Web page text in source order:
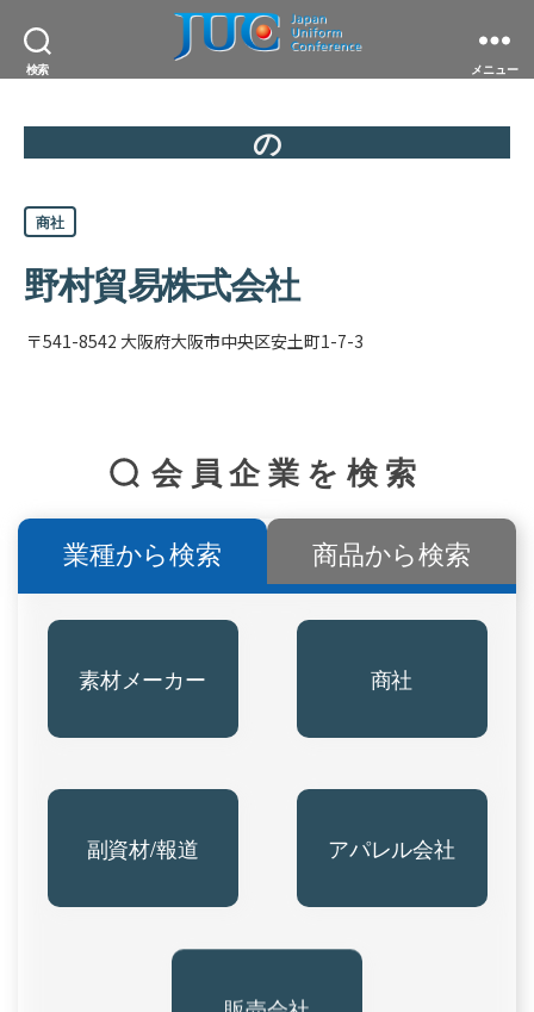
検索
一
般
本
ユ
フ
ォ
会
メニュー
の
カ
テ
リ
ー
商社
野村貿易株式会社
〒541-8542 大阪府大阪市中央区安土町1-7-3
会員企業を検索
業種から検索
素材メーカー 商社
副資材/報道 アパレル会社
商品から検索